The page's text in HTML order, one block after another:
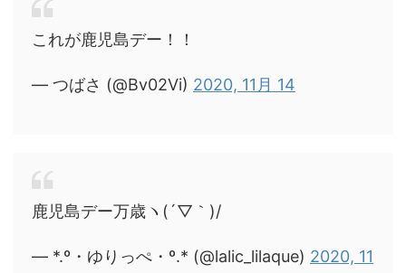
これが鹿児島デー！！
— つばさ (@Bv02Vi) 2020, 11月 14
鹿児島デー万歳ヽ(´▽｀)/
— *.º・ゆりっぺ・º.* (@lalic_lilaque) 2020, 11